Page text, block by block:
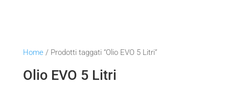
Home/ Prodotti taggati “Olio EVO 5 Litri”
Olio EVO 5 Litri